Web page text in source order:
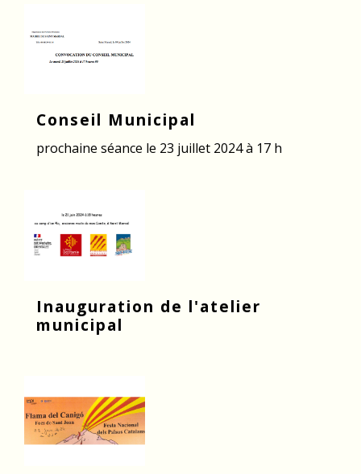
Conseil Municipal
prochaine séance le 23 juillet 2024 à 17 h
Inauguration de l'atelier
municipal